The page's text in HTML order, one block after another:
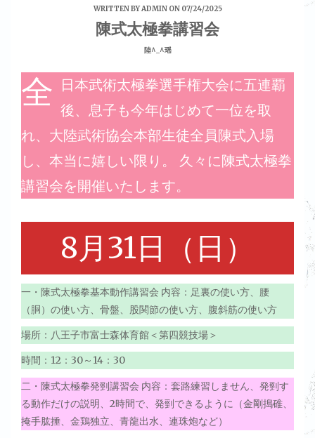
WRITTEN BYADMINON 07/24/2025
陳式太極拳講習会
陸^_^瑶
全 日本武術太極拳選手権大会に五連覇
後、息子も今年はじめて一位を取
れ、大陸武術協会本部生徒全員陳式入場
し、本当に嬉しい限り。 久々に陳式太極拳
講習会を開催いたします。
8月31日（日）
一・陳式太極拳基本動作講習会 内容：足裏の使い方、腰
（胴）の使い方、骨盤、股関節の使い方、腹斜筋の使い方
場所：八王子市富士森体育館＜第四競技場＞
時間：12：30～14：30
二・陳式太極拳発剄講習会 内容：套路練習しません、発剄す
る動作だけの説明、2時間で、発剄できるように（金剛搗碓、
掩手肱捶、金鶏独立、青龍出水、連珠炮など）